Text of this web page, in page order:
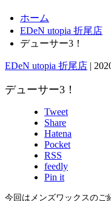
ホーム
EDeN utopia 折尾店
デューサー3！
EDeN utopia 折尾店 |
デューサー3！
Tweet
Share
Hatena
Pocket
RSS
feedly
Pin it
今回はメンズワックスのご